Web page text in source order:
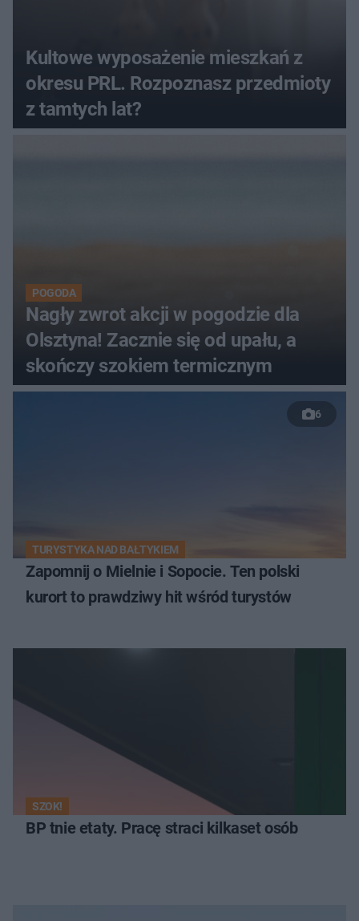
Kultowe wyposażenie mieszkań z
okresu PRL. Rozpoznasz przedmioty
z tamtych lat?
POGODA
Nagły zwrot akcji w pogodzie dla
Olsztyna! Zacznie się od upału, a
skończy szokiem termicznym
6
TURYSTYKA NAD BAŁTYKIEM
Zapomnij o Mielnie i Sopocie. Ten polski
kurort to prawdziwy hit wśród turystów
SZOK!
BP tnie etaty. Pracę straci kilkaset osób